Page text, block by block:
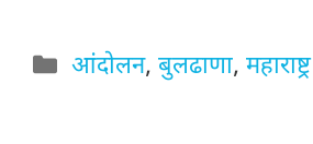
Categories
आंदोलन,बुलढाणा,महाराष्ट्र